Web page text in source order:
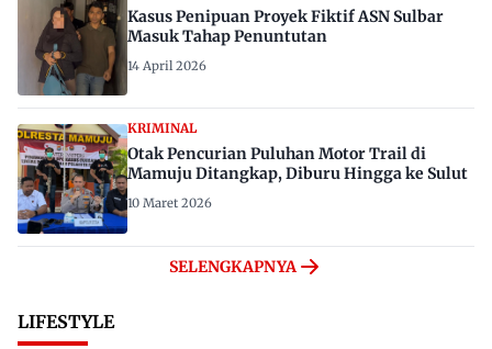
Kasus Penipuan Proyek Fiktif ASN Sulbar
Masuk Tahap Penuntutan
14 April 2026
KRIMINAL
Otak Pencurian Puluhan Motor Trail di
Mamuju Ditangkap, Diburu Hingga ke Sulut
10 Maret 2026
SELENGKAPNYA
LIFESTYLE